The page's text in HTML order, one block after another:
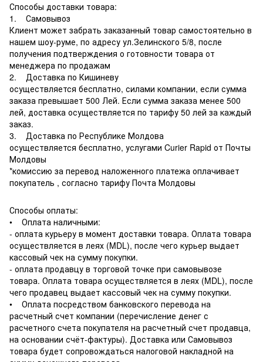
Способы доставки товара:
1. Самовывоз
Клиент может забрать заказанный товар самостоятельно в
нашем шоу-руме, по адресу ул.Зелинского 5/8, после
получения подтверждения о готовности товара от
менеджера по продажам
2. Доставка по Кишиневу
осуществляется бесплатно, силами компании, если сумма
заказа превышает 500 Лей. Если сумма заказа менее 500
лей, доставка осуществляется по тарифу 50 лей за каждый
заказ.
3. Доставка по Республике Молдова
осуществляется бесплатно, услугами Curier Rapid от Почты
Молдовы
*комиссию за перевод наложенного платежа оплачивает
покупатель , согласно тарифу Почта Молдовы
Способы оплаты:
• Оплата наличными:
- оплата курьеру в момент доставки товара. Оплата товара
осуществляется в леях (MDL), после чего курьер выдает
кассовый чек на сумму покупки.
- оплата продавцу в торговой точке при самовывозе
товара. Оплата товара осуществляется в леях (MDL), после
чего продавец выдает кассовый чек на сумму покупки.
• Оплата посредством банковского перевода на
расчетный счет компании (перечисление денег с
расчетного счета покупателя на расчетный счет продавца,
на основании счёт-фактуры). Доставка или Самовывоз
товара будет сопровождаться налоговой накладной на